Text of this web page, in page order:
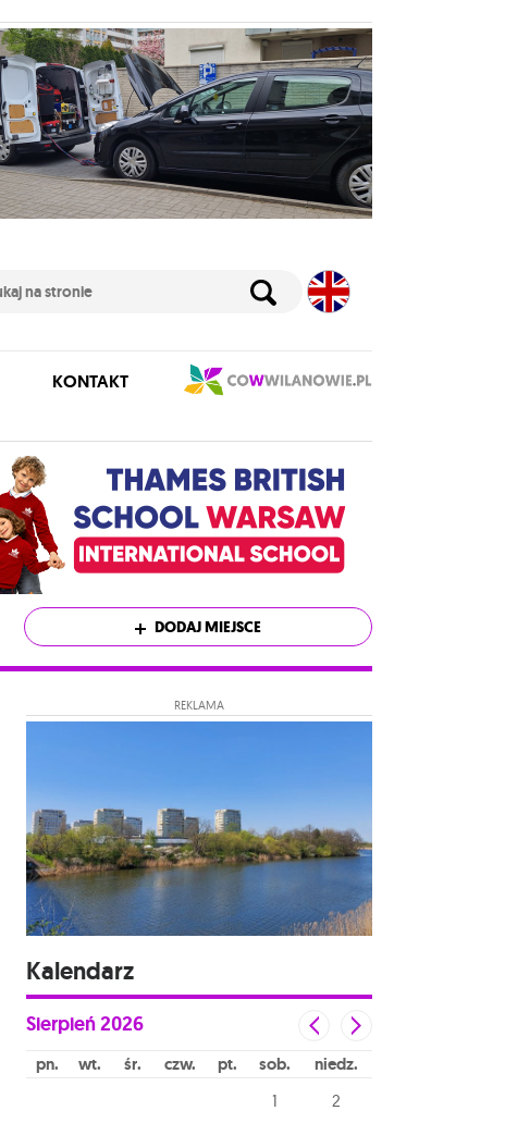
KONTAKT
DODAJ MIEJSCE
REKLAMA
Kalendarz
Sierpień2026
pn wt śr czw pt sob niedz
1 2